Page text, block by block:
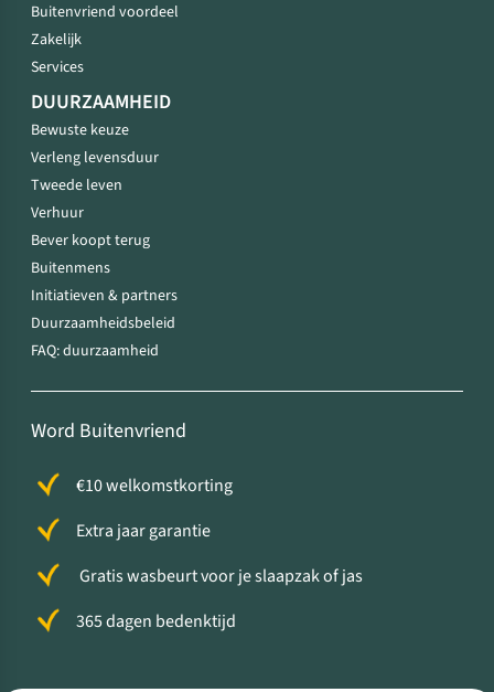
Buitenvriend voordeel
Zakelijk
Services
DUURZAAMHEID
Bewuste keuze
Verleng levensduur
Tweede leven
Verhuur
Bever koopt terug
Buitenmens
Initiatieven & partners
Duurzaamheidsbeleid
FAQ: duurzaamheid
Word Buitenvriend
€10 welkomstkorting
Extra jaar garantie
Gratis wasbeurt voor je slaapzak of jas
365 dagen bedenktijd